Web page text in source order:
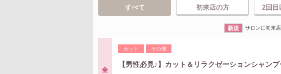
すべて 初来店の方 2回目
新規 サロンに初来
全
カット その他
【男性必見♪】カット＆リラクゼーションシャン